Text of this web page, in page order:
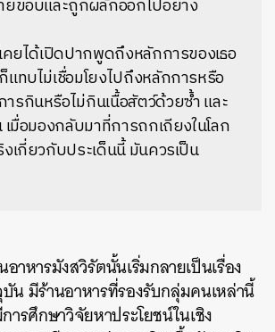
ยขอบและถูกผลักออกไปอย่าง
คยได้เปิดปากพูดถึงหลักการของเธอ
ทบไม่เชื่อมโยงไปถึงหลักการหรือ
รกินหรือไม่กินเนื้อสัตว์ด้วยซ้ำ และ
เมื่อมองกลับมาที่การถกเถียงในโลก
เกี่ยวกับประเด็นนี้ มันควรเป็น
อาหารมังสวิรัตนั้นเริ่มกลายเป็นเรื่อง
น มีร้านอาหารที่รองรับกลุ่มคนเหล่านี้
ารศึกษาวิจัยหาประโยชน์ในเชิง